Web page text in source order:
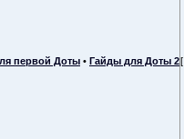
первой Доты • Гайды для Доты 2